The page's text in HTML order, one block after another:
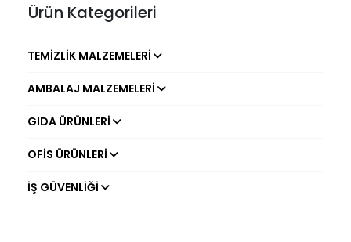
Ürün Kategorileri
TEMIZLIK MALZEMELERI
AMBALAJ MALZEMELERI
GIDA ÜRÜNLERI
OFIS ÜRÜNLERI
İŞ GÜVENLIĞI